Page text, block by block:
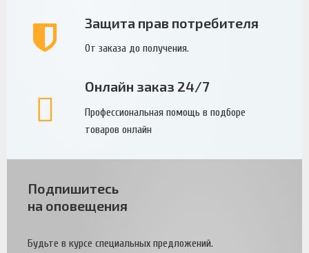
Защита прав потребителя
От заказа до получения.
Онлайн заказ 24/7
Профессиональная помощь в подборе
товаров онлайн
Подпишитесь
на оповещения
Будьте в курсе специальных предложений.